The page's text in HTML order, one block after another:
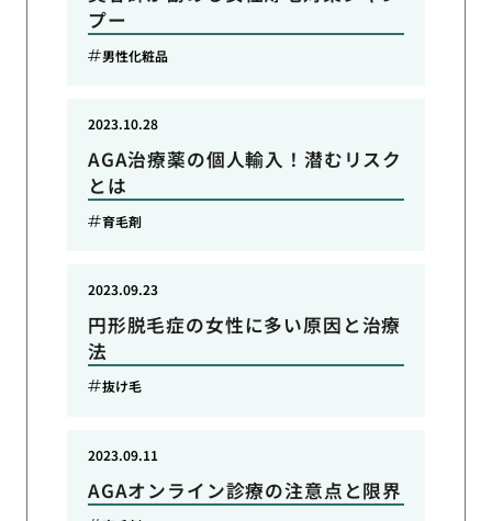
プー
男性化粧品
AGA治療薬の個人輸入！潜むリスク
とは
2023.10.28
育毛剤
円形脱毛症の女性に多い原因と治療
法
2023.09.23
抜け毛
AGAオンライン診療の注意点と限界
2023.09.11